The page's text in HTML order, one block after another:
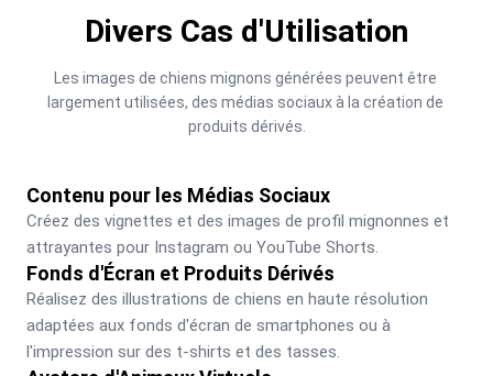
Divers Cas d'Utilisation
Les images de chiens mignons générées peuvent être
largement utilisées, des médias sociaux à la création de
produits dérivés.
Contenu pour les Médias Sociaux
Créez des vignettes et des images de profil mignonnes et
attrayantes pour Instagram ou YouTube Shorts.
Fonds d'Écran et Produits Dérivés
Réalisez des illustrations de chiens en haute résolution
adaptées aux fonds d'écran de smartphones ou à
l'impression sur des t-shirts et des tasses.